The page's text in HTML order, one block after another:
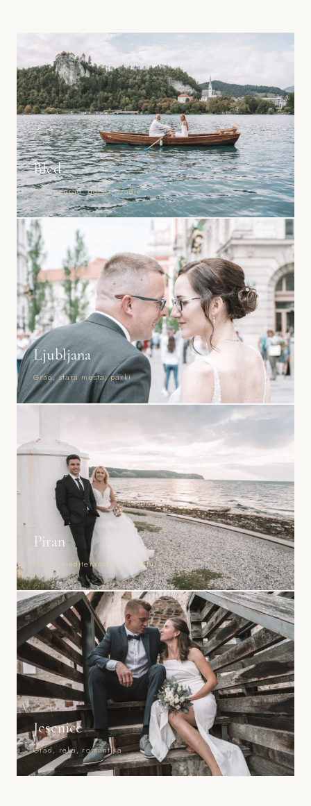
Bled
Jezero, grad, gorski ozadje
Ljubljana
Grad, stara mesta, parki
Piran
Morje, mediteranska arhitektura
Jesenice
Grad, reka, romantika